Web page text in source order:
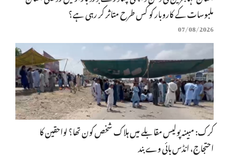
ملبوسات کے کاروبار کو کس طرح متاثر کر رہی ہے؟
07/08/2026
کرک: مبینہ پولیس مقابلے میں ہلاک شخص کون تھا؟ لواحقین کا
احتجاج، انڈس ہائی وے بند